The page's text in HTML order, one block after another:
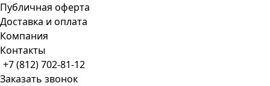
Публичная оферта
Доставка и оплата
Компания
Контакты
+7 (812) 702-81-12
Заказать звонок